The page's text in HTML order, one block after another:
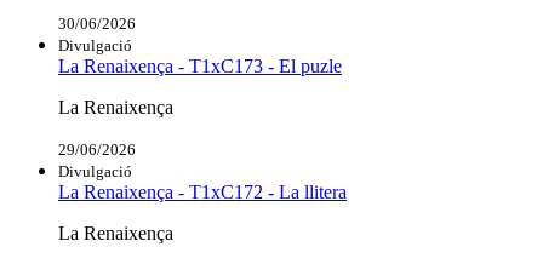
30/06/2026
Divulgació
La Renaixença - T1xC173 - El puzle
La Renaixença
29/06/2026
Divulgació
La Renaixença - T1xC172 - La llitera
La Renaixença